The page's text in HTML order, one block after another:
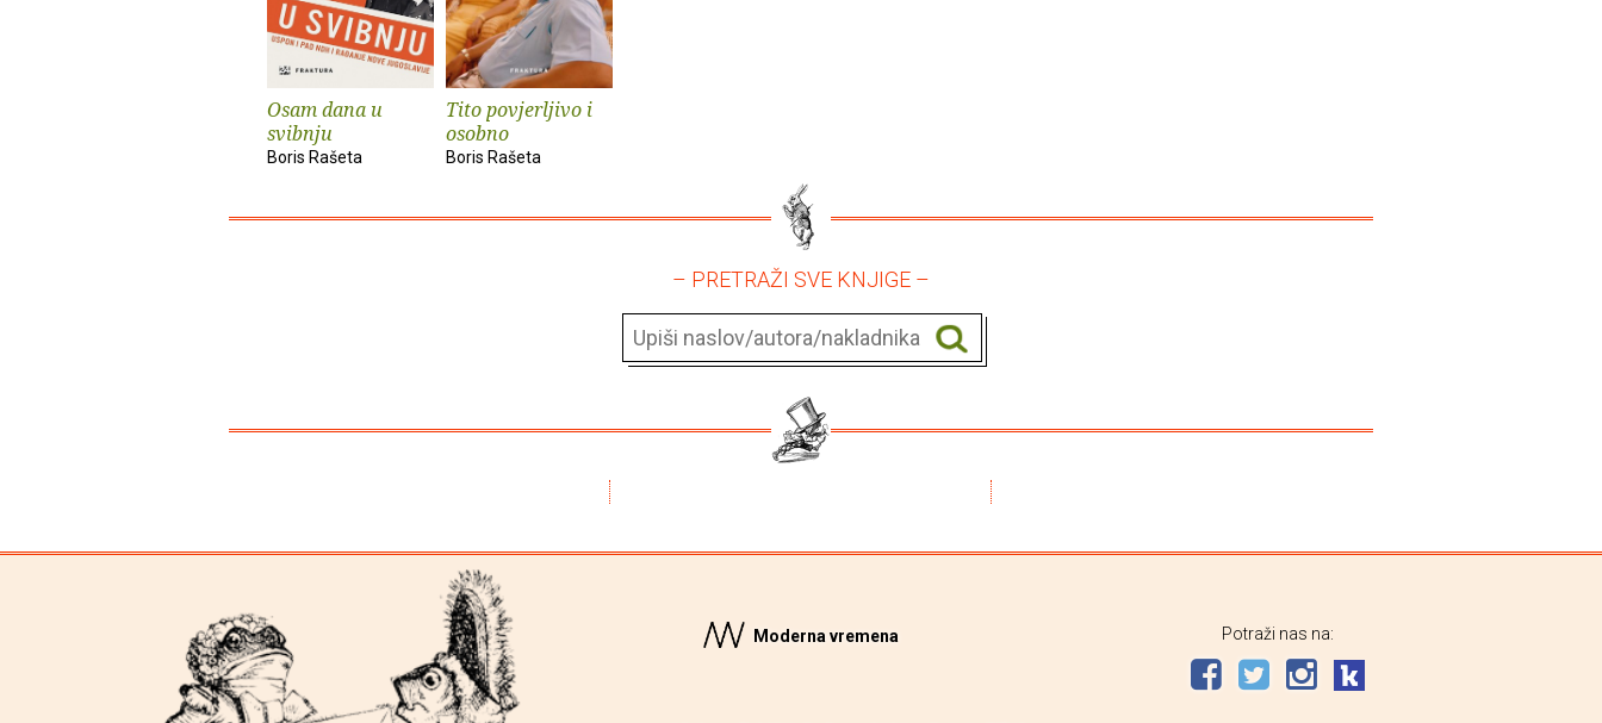
Osam dana u
svibnju
Boris Rašeta
Tito povjerljivo i
osobno
Boris Rašeta
– PRETRAŽI SVE KNJIGE –
Moderna vremena Potraži nas na: